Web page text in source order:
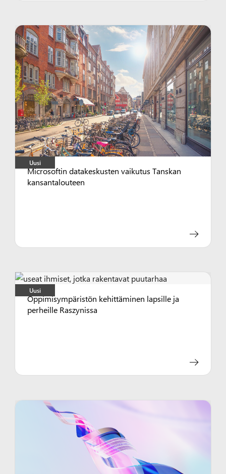
Uusi
Microsoftin datakeskusten vaikutus Tanskan
kansantalouteen
Uusi
Oppimisympäristön kehittäminen lapsille ja
perheille Raszynissa